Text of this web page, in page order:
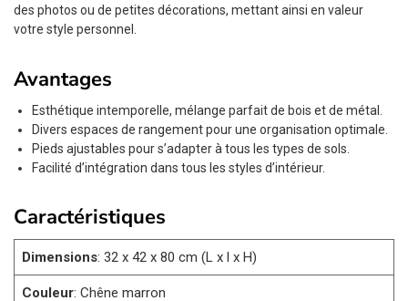
des photos ou de petites décorations, mettant ainsi en valeur
votre style personnel.
Avantages
Esthétique intemporelle, mélange parfait de bois et de métal.
Divers espaces de rangement pour une organisation optimale.
Pieds ajustables pour s’adapter à tous les types de sols.
Facilité d’intégration dans tous les styles d’intérieur.
Caractéristiques
Dimensions: 32 x 42 x 80 cm (L x l x H)
Couleur: Chêne marron